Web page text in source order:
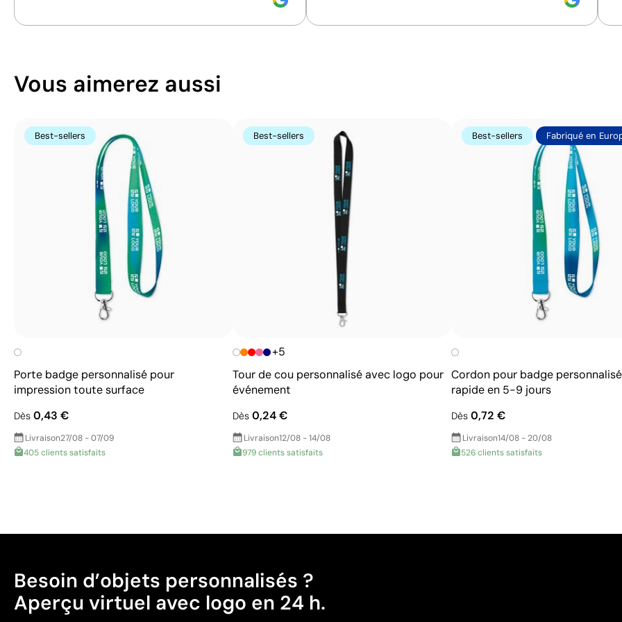
Impression de petits détails sur des surfaces
Possibilité d’impression avec couleurs Pantone®
exactes
Permet l’impression sur surfaces incurvées et
irrégulières
Bonne définition des textes et logos
Prix compétitifs pour les grandes quantités
Vous aimerez aussi
Best-sellers
Porte badge personnalisé pour
impression toute surface
Dès 0,43 €
Livraison27/08 - 07/09
405 clients satisfaits
Best-sellers
+5
Tour de cou personnalisé avec logo pour
événement
Dès0,24 €
Livraison12/08 - 14/08
979 clients satisfaits
Best-sellers Fabriqué en
Cordon pour badge
rapide en 5-9 jours
Dès0,72 €
Livraison14/08 - 20/08
526 clients satisfaits
Besoin d’objets personnalisés ?
Aperçu virtuel avec logo en 24 h.